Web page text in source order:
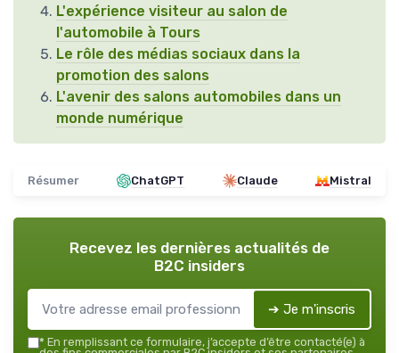
L'expérience visiteur au salon de
l'automobile à Tours
Le rôle des médias sociaux dans la
promotion des salons
L'avenir des salons automobiles dans un
monde numérique
Résumer ChatGPT Claude Mistral
Recevez les dernières actualités de
B2C insiders
➔ Je m'inscris
* En remplissant ce formulaire, j’accepte d’être contacté(e) à